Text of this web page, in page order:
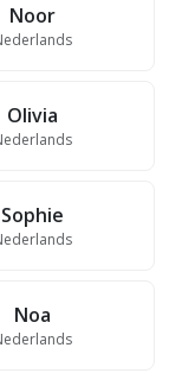
Noor
Olivia
Sophie
Noa